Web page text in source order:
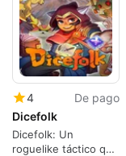
posicionamiento
4
De pago
Dicefolk
Dicefolk: Un
roguelike táctico que